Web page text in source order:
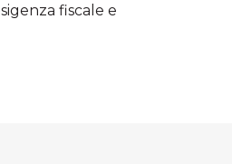
fiscale e